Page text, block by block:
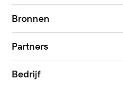
Bronnen
Partners
Bedrijf